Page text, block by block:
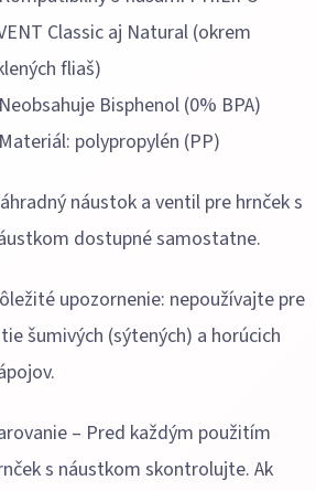
Classic aj Natural (okrem
fliaš)
Bisphenol (0% BPA)
polypropylén (PP)
náustok a ventil pre hrnček s
dostupné samostatne.
upozornenie: nepoužívajte pre
šumivých (sýtených) a horúcich
– Pred každým použitím
s náustkom skontrolujte. Ak